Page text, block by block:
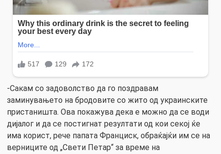
-Сакам со задоволство да го поздравам
заминувањето на бродовите со жито од украинските
пристаништа. Ова покажува дека е можно да се води
дијалог и да се постигнат резултати од кои секој ќе
има корист, рече папата Франциск, обраќајќи им се на
верниците од „Свети Петар“ за време на